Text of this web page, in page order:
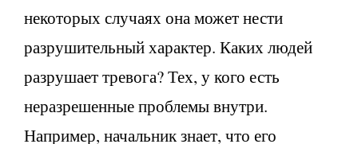
некоторых случаях она может нести
разрушительный характер. Каких людей
разрушает тревога? Тех, у кого есть
неразрешенные проблемы внутри.
Например, начальник знает, что его